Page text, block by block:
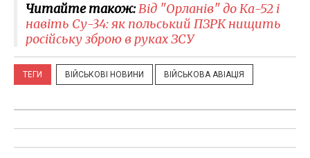
Читайте також:Від "Орланів" до Ка-52 і
навіть Су-34: як польський ПЗРК нищить
російську зброю в руках ЗСУ
ТЕГИ ВІЙСЬКОВІ НОВИНИ ВІЙСЬКОВА АВІАЦІЯ